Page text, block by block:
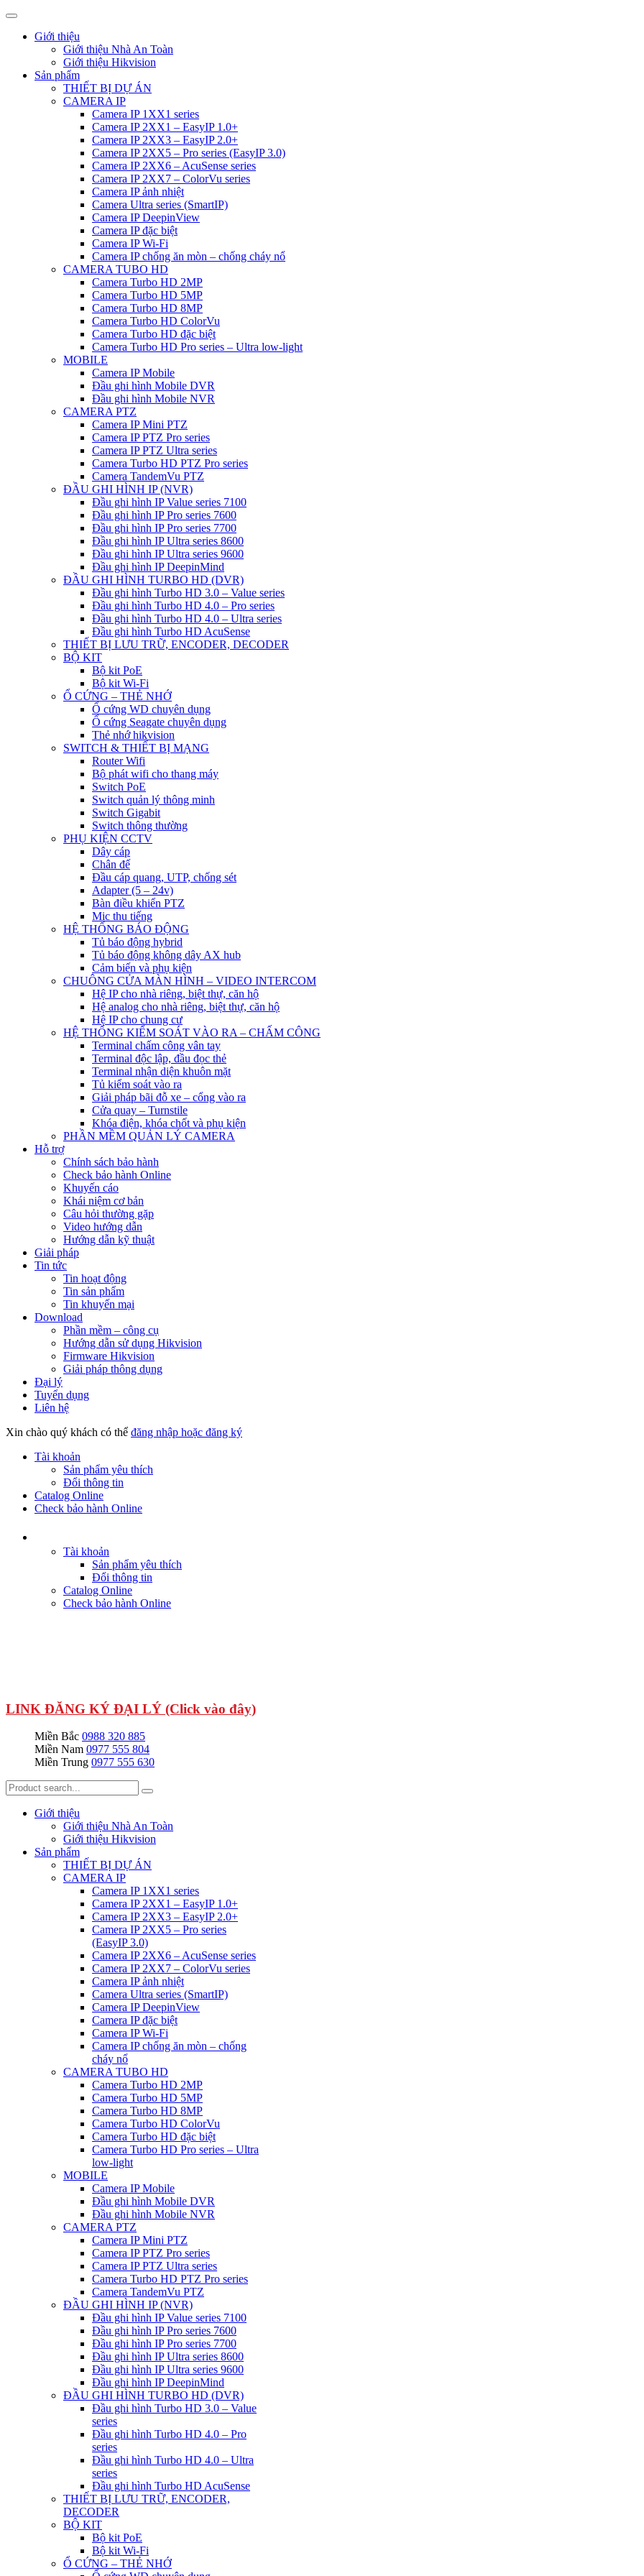
Giới thiệu
Giới thiệu Nhà An Toàn
Giới thiệu Hikvision
Sản phẩm
THIẾT BỊ DỰ ÁN
CAMERA IP
Camera IP 1XX1 series
Camera IP 2XX1 – EasyIP 1.0+
Camera IP 2XX3 – EasyIP 2.0+
Camera IP 2XX5 – Pro series (EasyIP 3.0)
Camera IP 2XX6 – AcuSense series
Camera IP 2XX7 – ColorVu series
Camera IP ảnh nhiệt
Camera Ultra series (SmartIP)
Camera IP DeepinView
Camera IP đặc biệt
Camera IP Wi-Fi
Camera IP chống ăn mòn – chống cháy nổ
CAMERA TUBO HD
Camera Turbo HD 2MP
Camera Turbo HD 5MP
Camera Turbo HD 8MP
Camera Turbo HD ColorVu
Camera Turbo HD đặc biệt
Camera Turbo HD Pro series – Ultra low-light
MOBILE
Camera IP Mobile
Đầu ghi hình Mobile DVR
Đầu ghi hình Mobile NVR
CAMERA PTZ
Camera IP Mini PTZ
Camera IP PTZ Pro series
Camera IP PTZ Ultra series
Camera Turbo HD PTZ Pro series
Camera TandemVu PTZ
ĐẦU GHI HÌNH IP (NVR)
Đầu ghi hình IP Value series 7100
Đầu ghi hình IP Pro series 7600
Đầu ghi hình IP Pro series 7700
Đầu ghi hình IP Ultra series 8600
Đầu ghi hình IP Ultra series 9600
Đầu ghi hình IP DeepinMind
ĐẦU GHI HÌNH TURBO HD (DVR)
Đầu ghi hình Turbo HD 3.0 – Value series
Đầu ghi hình Turbo HD 4.0 – Pro series
Đầu ghi hình Turbo HD 4.0 – Ultra series
Đầu ghi hình Turbo HD AcuSense
THIẾT BỊ LƯU TRỮ, ENCODER, DECODER
BỘ KIT
Bộ kit PoE
Bộ kit Wi-Fi
Ổ CỨNG – THẺ NHỚ
Ổ cứng WD chuyên dụng
Ổ cứng Seagate chuyên dụng
Thẻ nhớ hikvision
SWITCH & THIẾT BỊ MẠNG
Router Wifi
Bộ phát wifi cho thang máy
Switch PoE
Switch quản lý thông minh
Switch Gigabit
Switch thông thường
PHỤ KIỆN CCTV
Dây cáp
Chân đế
Đầu cáp quang, UTP, chống sét
Adapter (5 – 24v)
Bàn điều khiển PTZ
Mic thu tiếng
HỆ THỐNG BÁO ĐỘNG
Tủ báo động hybrid
Tủ báo động không dây AX hub
Cảm biến và phụ kiện
CHUÔNG CỬA MÀN HÌNH – VIDEO INTERCOM
Hệ IP cho nhà riêng, biệt thự, căn hộ
Hệ analog cho nhà riêng, biệt thự, căn hộ
Hệ IP cho chung cư
HỆ THỐNG KIỂM SOÁT VÀO RA – CHẤM CÔNG
Terminal chấm công vân tay
Terminal độc lập, đầu đọc thẻ
Terminal nhận diện khuôn mặt
Tủ kiểm soát vào ra
Giải pháp bãi đỗ xe – cổng vào ra
Cửa quay – Turnstile
Khóa điện, khóa chốt và phụ kiện
PHẦN MỀM QUẢN LÝ CAMERA
Hỗ trợ
Chính sách bảo hành
Check bảo hành Online
Khuyến cáo
Khái niệm cơ bản
Câu hỏi thường gặp
Video hướng dẫn
Hướng dẫn kỹ thuật
Giải pháp
Tin tức
Tin hoạt động
Tin sản phẩm
Tin khuyến mại
Download
Phần mềm – công cụ
Hướng dẫn sử dụng Hikvision
Firmware Hikvision
Giải pháp thông dụng
Đại lý
Tuyển dụng
Liên hệ
Xin chào quý khách có thể đăng nhập hoặc đăng ký
Tài khoản
Sản phẩm yêu thích
Đổi thông tin
Catalog Online
Check bảo hành Online
Tài khoản
Sản phẩm yêu thích
Đổi thông tin
Catalog Online
Check bảo hành Online
LINK ĐĂNG KÝ ĐẠI LÝ (Click vào đây)
Miền Bắc 0988 320 885
Miền Nam 0977 555 804
Miền Trung 0977 555 630
Giới thiệu
Giới thiệu Nhà An Toàn
Giới thiệu Hikvision
Sản phẩm
THIẾT BỊ DỰ ÁN
CAMERA IP
Camera IP 1XX1 series
Camera IP 2XX1 – EasyIP 1.0+
Camera IP 2XX3 – EasyIP 2.0+
Camera IP 2XX5 – Pro series
(EasyIP 3.0)
Camera IP 2XX6 – AcuSense series
Camera IP 2XX7 – ColorVu series
Camera IP ảnh nhiệt
Camera Ultra series (SmartIP)
Camera IP DeepinView
Camera IP đặc biệt
Camera IP Wi-Fi
Camera IP chống ăn mòn – chống
cháy nổ
CAMERA TUBO HD
Camera Turbo HD 2MP
Camera Turbo HD 5MP
Camera Turbo HD 8MP
Camera Turbo HD ColorVu
Camera Turbo HD đặc biệt
Camera Turbo HD Pro series – Ultra
low-light
MOBILE
Camera IP Mobile
Đầu ghi hình Mobile DVR
Đầu ghi hình Mobile NVR
CAMERA PTZ
Camera IP Mini PTZ
Camera IP PTZ Pro series
Camera IP PTZ Ultra series
Camera Turbo HD PTZ Pro series
Camera TandemVu PTZ
ĐẦU GHI HÌNH IP (NVR)
Đầu ghi hình IP Value series 7100
Đầu ghi hình IP Pro series 7600
Đầu ghi hình IP Pro series 7700
Đầu ghi hình IP Ultra series 8600
Đầu ghi hình IP Ultra series 9600
Đầu ghi hình IP DeepinMind
ĐẦU GHI HÌNH TURBO HD (DVR)
Đầu ghi hình Turbo HD 3.0 – Value
series
Đầu ghi hình Turbo HD 4.0 – Pro
series
Đầu ghi hình Turbo HD 4.0 – Ultra
series
Đầu ghi hình Turbo HD AcuSense
THIẾT BỊ LƯU TRỮ, ENCODER,
DECODER
BỘ KIT
Bộ kit PoE
Bộ kit Wi-Fi
Ổ CỨNG – THẺ NHỚ